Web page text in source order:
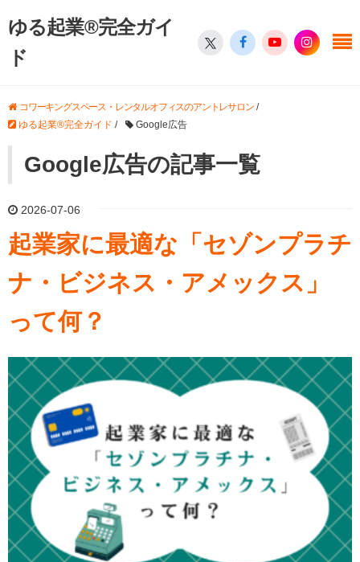
ゆる起業®完全ガイ
ド
コワーキングスペース・レンタルオフィスのアントレサロン/
ゆる起業®完全ガイド / Google広告
Google広告の記事一覧
2026-07-06
起業家に最適な「セゾンプラチ
ナ・ビジネス・アメックス」
って何？